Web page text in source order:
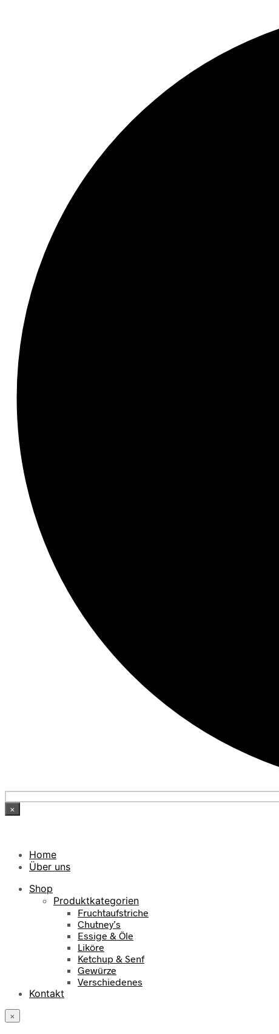
×
Home
Über uns
Shop
Produktkategorien
Fruchtaufstriche
Chutney’s
Essige & Öle
Liköre
Ketchup & Senf
Gewürze
Verschiedenes
Kontakt
×